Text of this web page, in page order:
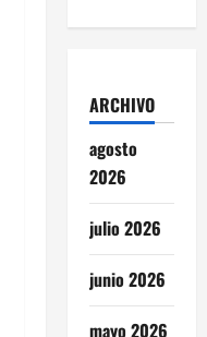
ARCHIVO
agosto
2026
julio 2026
junio 2026
mayo 2026